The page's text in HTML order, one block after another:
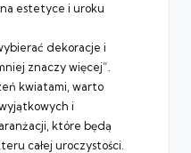
estetyce i uroku
dekoracje i
znaczy więcej”.
kwiatami, warto
i
które będą
całej uroczystości.